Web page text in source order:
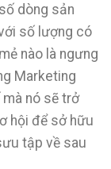
dòng sản
số lượng có
nào là ngưng
Marketing
mà nó sẽ trở
hội để sở hữu
tập về sau